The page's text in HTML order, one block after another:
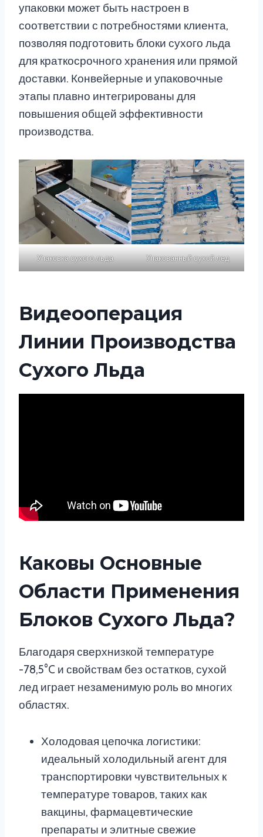
упаковки может быть настроен в
соответствии с потребностями клиента,
позволяя подготовить блоки сухого льда
для краткосрочного хранения или прямой
доставки. Конвейерные и упаковочные
этапы плавно интегрированы для
повышения общей эффективности
производства.
Упаковка сухого льда Упакованный сухой лед
Видеооперация
Линии Производства
Сухого Льда
Каковы Основные
Области Применения
Блоков Сухого Льда?
Благодаря сверхнизкой температуре
-78,5°C и свойствам без остатков, сухой
лед играет незаменимую роль во многих
областях.
Холодовая цепочка логистики:
идеальный холодильный агент для
транспортировки чувствительных к
температуре товаров, таких как
вакцины, фармацевтические
препараты и элитные свежие